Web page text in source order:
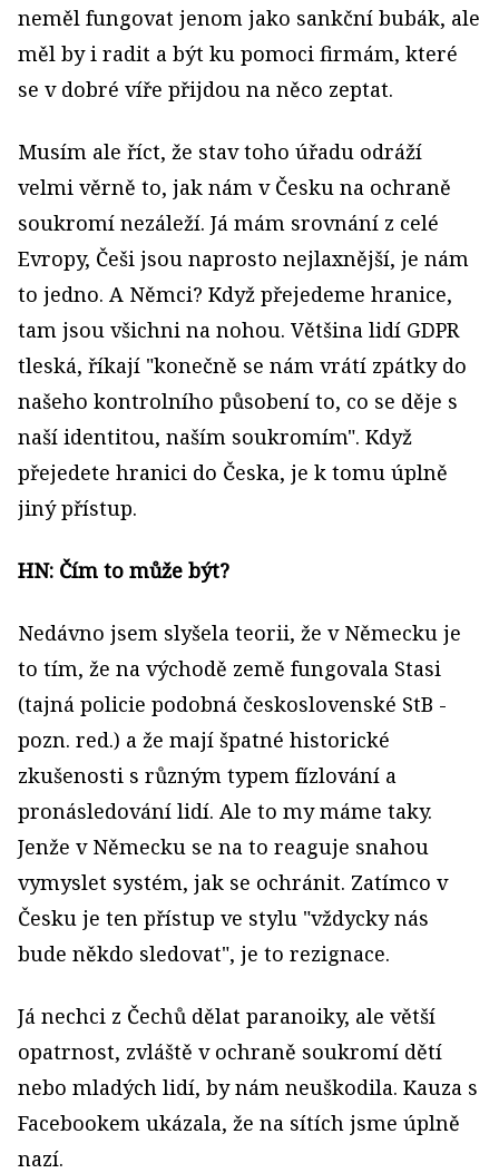
neměl fungovat jenom jako sankční bubák, ale
měl by i radit a být ku pomoci firmám, které
se v dobré víře přijdou na něco zeptat.
Musím ale říct, že stav toho úřadu odráží
velmi věrně to, jak nám v Česku na ochraně
soukromí nezáleží. Já mám srovnání z celé
Evropy, Češi jsou naprosto nejlaxnější, je nám
to jedno. A Němci? Když přejedeme hranice,
tam jsou všichni na nohou. Většina lidí GDPR
tleská, říkají "konečně se nám vrátí zpátky do
našeho kontrolního působení to, co se děje s
naší identitou, naším soukromím". Když
přejedete hranici do Česka, je k tomu úplně
jiný přístup.
HN: Čím to může být?
Nedávno jsem slyšela teorii, že v Německu je
to tím, že na východě země fungovala Stasi
(tajná policie podobná československé StB -
pozn. red.) a že mají špatné historické
zkušenosti s různým typem fízlování a
pronásledování lidí. Ale to my máme taky.
Jenže v Německu se na to reaguje snahou
vymyslet systém, jak se ochránit. Zatímco v
Česku je ten přístup ve stylu "vždycky nás
bude někdo sledovat", je to rezignace.
Já nechci z Čechů dělat paranoiky, ale větší
opatrnost, zvláště v ochraně soukromí dětí
nebo mladých lidí, by nám neuškodila. Kauza s
Facebookem ukázala, že na sítích jsme úplně
nazí.